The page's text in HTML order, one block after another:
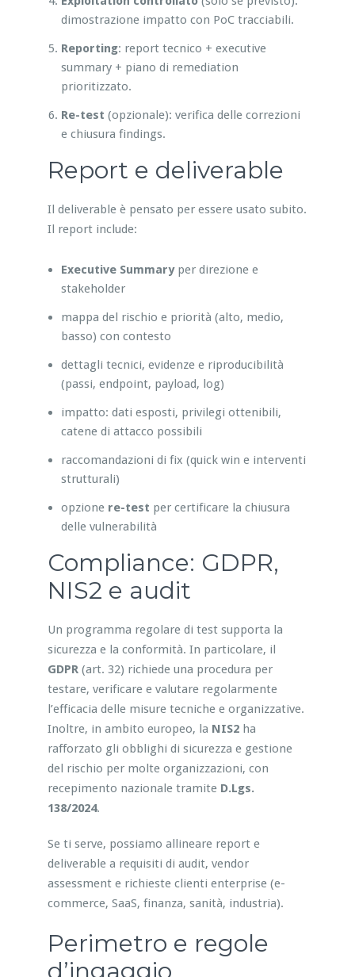
dimostrazione impatto con PoC tracciabili.
Reporting: report tecnico + executive
summary + piano di remediation
prioritizzato.
Re-test (opzionale): verifica delle correzioni
e chiusura findings.
Report e deliverable
Il deliverable è pensato per essere usato subito.
Il report include:
Executive Summaryper direzione e
stakeholder
mappa del rischio e priorità (alto, medio,
basso) con contesto
dettagli tecnici, evidenze e riproducibilità
(passi, endpoint, payload, log)
impatto: dati esposti, privilegi ottenibili,
catene di attacco possibili
raccomandazioni di fix (quick win e interventi
strutturali)
opzione re-test per certificare la chiusura
delle vulnerabilità
Compliance: GDPR,
NIS2 e audit
Un programma regolare di test supporta la
sicurezza e la conformità. In particolare, il
GDPR(art. 32) richiede una procedura per
testare, verificare e valutare regolarmente
l’efficacia delle misure tecniche e organizzative.
Inoltre, in ambito europeo, la NIS2ha
rafforzato gli obblighi di sicurezza e gestione
del rischio per molte organizzazioni, con
recepimento nazionale tramite D.Lgs.
138/2024.
Se ti serve, possiamo allineare report e
deliverable a requisiti di audit, vendor
assessment e richieste clienti enterprise (e-
commerce, SaaS, finanza, sanità, industria).
Perimetro e regole
d’ingaggio